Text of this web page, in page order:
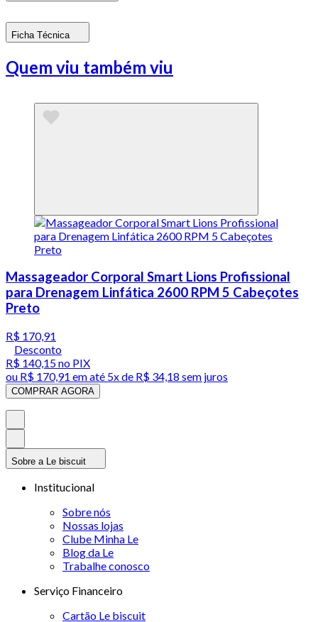
Ficha Técnica
Quem viu também viu
Massageador Corporal Smart Lions Profissional
para Drenagem Linfática 2600 RPM 5 Cabeçotes
Preto
R$ 170,91
Desconto
R$ 140,15no PIX
ou R$ 170,91 em até 5x de R$ 34,18 sem juros
COMPRAR AGORA
Sobre a Le biscuit
Institucional
Sobre nós
Nossas lojas
Clube Minha Le
Blog da Le
Trabalhe conosco
Serviço Financeiro
Cartão Le biscuit